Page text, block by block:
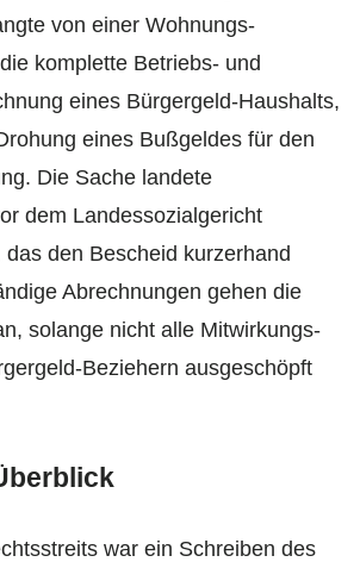
von einer Wohnungs­
komplette Betriebs- und
eines Bürgergeld-Haushalts,
eines Bußgeldes für den
Die Sache landete
dem Landessozialgericht
den Bescheid kurzerhand
Abrechnungen gehen die
solange nicht alle Mitwirkungs­
Beziehern ausgeschöpft
war ein Schreiben des